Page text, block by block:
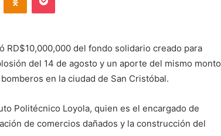
RD$10,000,000 del fondo solidario creado para
del 14 de agosto y un aporte del mismo monto
en la ciudad de San Cristóbal.
Politécnico Loyola, quien es el encargado de
de comercios dañados y la construcción del